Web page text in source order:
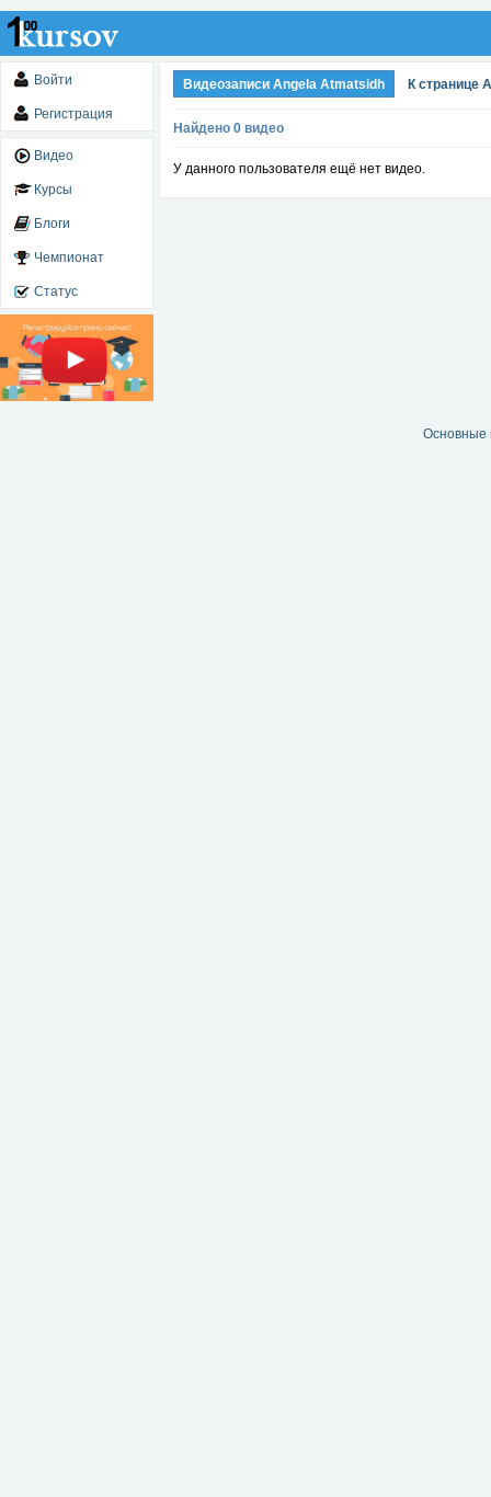
Войти
Регистрация
Видео
Курсы
Блоги
Чемпионат
Статус
Видеозаписи Angela Atmatsidh К странице
Найдено 0 видео
У данного пользователя ещё нет видео.
Основные